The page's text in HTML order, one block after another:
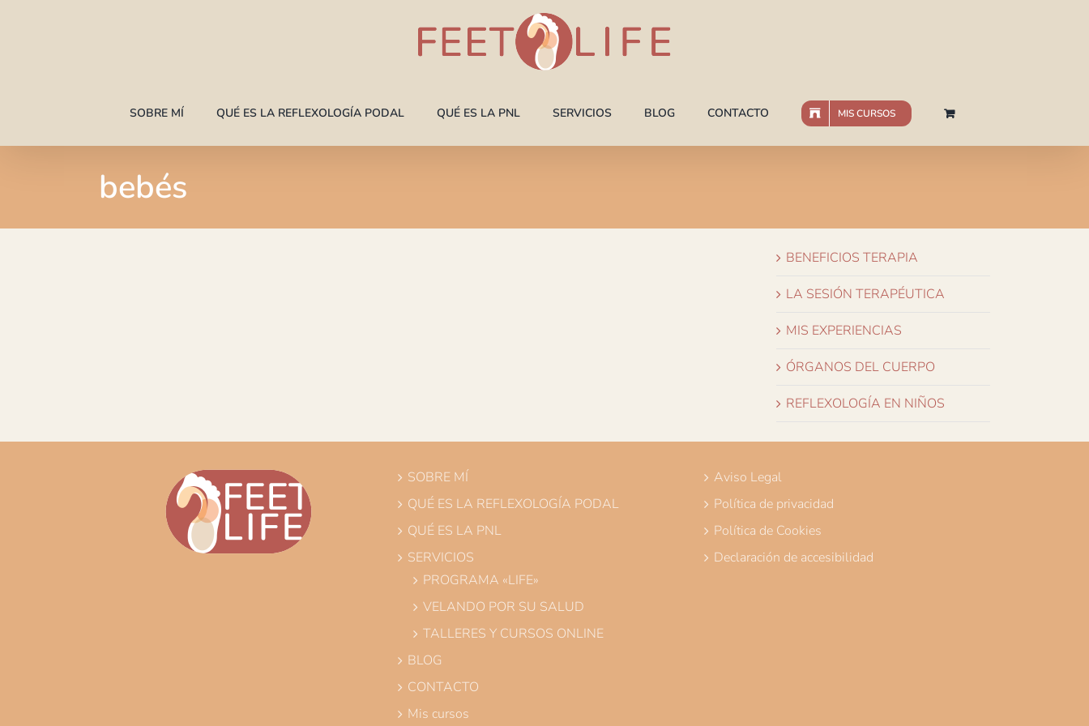
SOBRE MÍ QUÉ ES LA REFLEXOLOGÍA PODAL QUÉ ES LA PNL SERVICIOS BLOG CONTACTO MIS CURSOS
bebés
BENEFICIOS TERAPIA
LA SESIÓN TERAPÉUTICA
MIS EXPERIENCIAS
ÓRGANOS DEL CUERPO
REFLEXOLOGÍA EN NIÑOS
SOBRE MÍ
QUÉ ES LA REFLEXOLOGÍA PODAL
QUÉ ES LA PNL
SERVICIOS
PROGRAMA «LIFE»
VELANDO POR SU SALUD
TALLERES Y CURSOS ONLINE
BLOG
CONTACTO
Mis cursos
Aviso Legal
Política de privacidad
Política de Cookies
Declaración de accesibilidad